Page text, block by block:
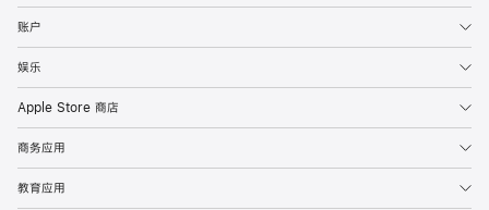
账户
娱乐
Apple Store 商店
商务应用
教育应用